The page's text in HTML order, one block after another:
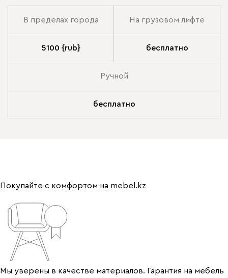
В пределах города На грузовом лифте
5100 {rub} бесплатно
Ручной
бесплатно
Покупайте с комфортом на mebel.kz
Мы уверены в качестве материалов. Гарантия на мебель